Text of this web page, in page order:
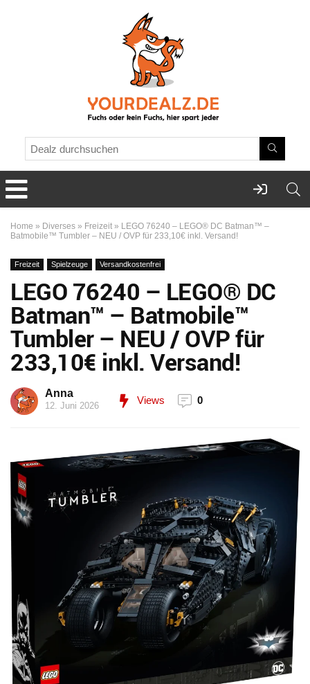
Home » Diverses » Freizeit » LEGO 76240 – LEGO® DC Batman™ –
Batmobile™ Tumbler – NEU / OVP für 233,10€ inkl. Versand!
Freizeit Spielzeuge Versandkostenfrei
LEGO 76240 – LEGO® DC
Batman™ – Batmobile™
Tumbler – NEU / OVP für
233,10€ inkl. Versand!
Anna
12. Juni 2026 Views 0